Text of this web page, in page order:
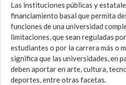
Las instituciones públicas y
financiamiento basal que permita
funciones de una universidad
limitaciones, que sean reguladas
estudiantes o por la carrera más o
significa que las universidades, en
deben aportar en arte, cultura,
deportes, entre otras facetas.